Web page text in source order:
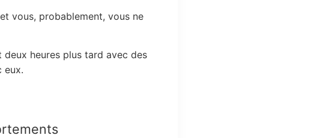
vous, probablement, vous ne
heures plus tard avec des
eux.